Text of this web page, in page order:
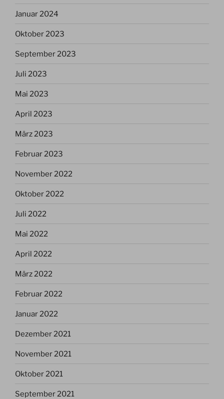
Januar 2024
Oktober 2023
September 2023
Juli 2023
Mai 2023
April 2023
März 2023
Februar 2023
November 2022
Oktober 2022
Juli 2022
Mai 2022
April 2022
März 2022
Februar 2022
Januar 2022
Dezember 2021
November 2021
Oktober 2021
September 2021